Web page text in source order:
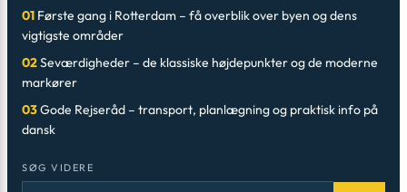
01 Første gang i Rotterdam – få overblik over byen og dens
vigtigste områder
02Seværdigheder – de klassiske højdepunkter og de moderne
markører
03Gode Rejseråd – transport, planlægning og praktisk info på
dansk
SØG VIDERE